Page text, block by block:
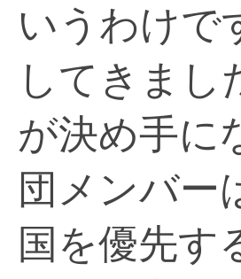
いうわけで
してきまし
が決め手に
団メンバー
国を優先す